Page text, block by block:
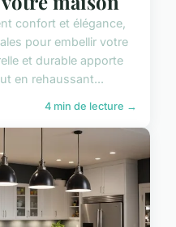
confort et élégance,
pour embellir votre
et durable apporte
en rehaussant...
4 min de lecture →